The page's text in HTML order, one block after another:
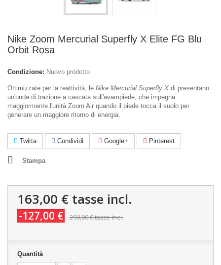
Nike Zoom Mercurial Superfly X Elite FG Blu
Orbit Rosa
Condizione: Nuovo prodotto
Ottimizzate per la reattività, le Nike Mercurial Superfly X di presentano
un'onda di trazione a cascata sull'avampiede, che impegna
maggiormente l'unità Zoom Air quando il piede tocca il suolo per
generare un maggiore ritorno di energia.
Twitta Condividi Google+ Pinterest
Stampa
163,00 € tasse incl.
-127,00 € 290,00 €tasse incl.
Quantità